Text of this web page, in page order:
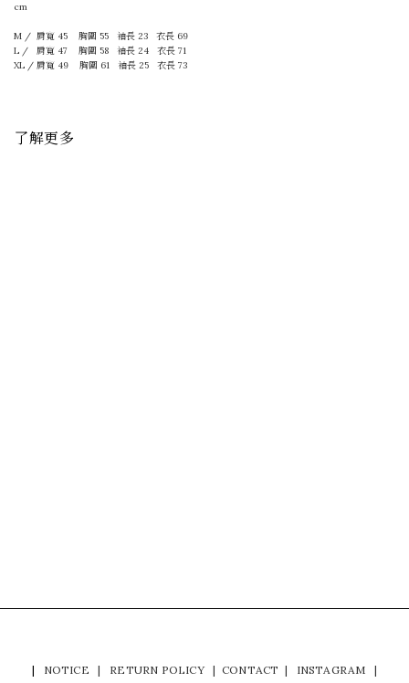
cm
M / 肩寬 45 胸圍 55 袖長 23 衣長 69
L / 肩寬 47 胸圍 58 袖長 24 衣長 71
XL / 肩寬 49 胸圍 61 袖長 25 衣長 73
了解更多
| NOTICE | RETURN POLICY | CONTACT | INSTAGRAM
|